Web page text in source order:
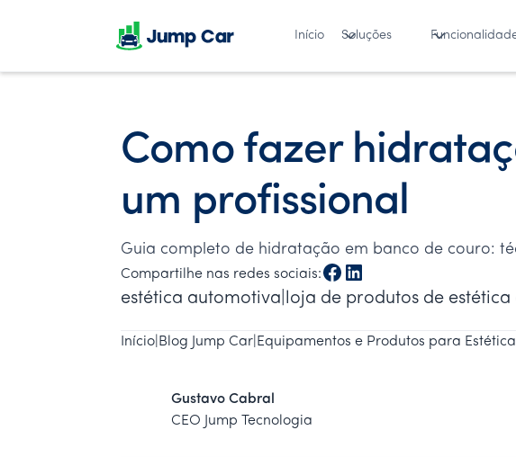
Início Soluções
Como fazer
um profissional
Guia completo de hidratação em banco de couro:
Compartilhe nas redes sociais:
estética automotiva|loja de produtos de
Início Blog Jump Car Equipamentos e Produtos para
Gustavo Cabral
CEO Jump Tecnologia